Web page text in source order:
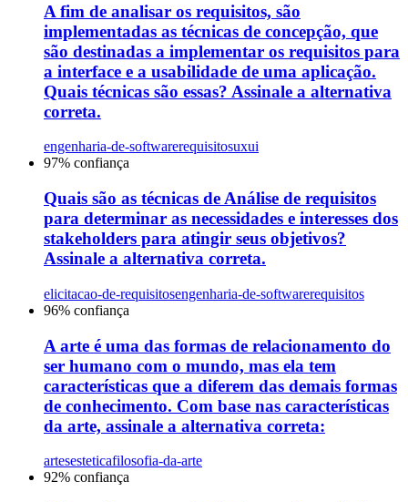
A fim de analisar os requisitos, são
implementadas as técnicas de concepção, que
são destinadas a implementar os requisitos para
a interface e a usabilidade de uma aplicação.
Quais técnicas são essas? Assinale a alternativa
correta.
engenharia-de-softwarerequisitosuxui
97% confiança
Quais são as técnicas de Análise de requisitos
para determinar as necessidades e interesses dos
stakeholders para atingir seus objetivos?
Assinale a alternativa correta.
elicitacao-de-requisitosengenharia-de-softwarerequisitos
96% confiança
A arte é uma das formas de relacionamento do
ser humano com o mundo, mas ela tem
características que a diferem das demais formas
de conhecimento. Com base nas características
da arte, assinale a alternativa correta:
artesesteticafilosofia-da-arte
92% confiança